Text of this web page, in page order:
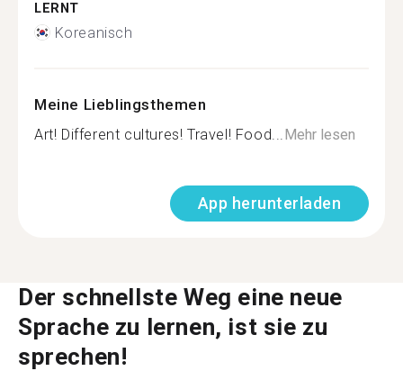
LERNT
Koreanisch
Meine Lieblingsthemen
Art! Different cultures! Travel! Food... Mehr lesen
App herunterladen
Der schnellste Weg eine neue
Sprache zu lernen, ist sie zu
sprechen!